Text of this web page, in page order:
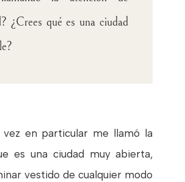
¿Crees qué es una ciudad
vez en particular me llamó la
es una ciudad muy abierta,
vestido de cualquier modo